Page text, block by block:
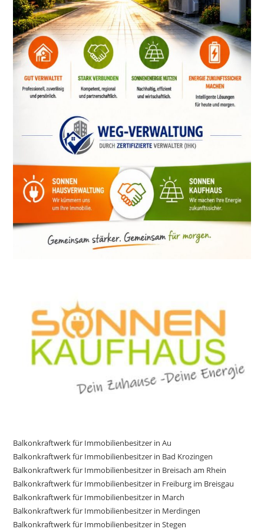
Balkonkraftwerk für Immobilienbesitzer in Au
Balkonkraftwerk für Immobilienbesitzer in Bad Krozingen
Balkonkraftwerk für Immobilienbesitzer in Breisach am Rhein
Balkonkraftwerk für Immobilienbesitzer in Freiburg im Breisgau
Balkonkraftwerk für Immobilienbesitzer in March
Balkonkraftwerk für Immobilienbesitzer in Merdingen
Balkonkraftwerk für Immobilienbesitzer in Stegen